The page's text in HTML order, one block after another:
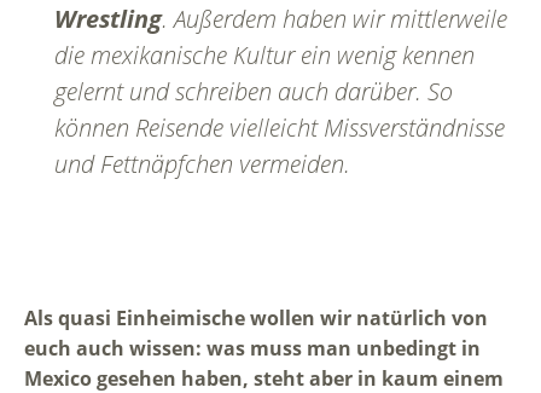
Wrestling. Außerdem haben wir mittlerweile
die mexikanische Kultur ein wenig kennen
gelernt und schreiben auch darüber. So
können Reisende vielleicht Missverständnisse
und Fettnäpfchen vermeiden.
Als quasi Einheimische wollen wir natürlich von
euch auch wissen: was muss man unbedingt in
Mexico gesehen haben, steht aber in kaum einem